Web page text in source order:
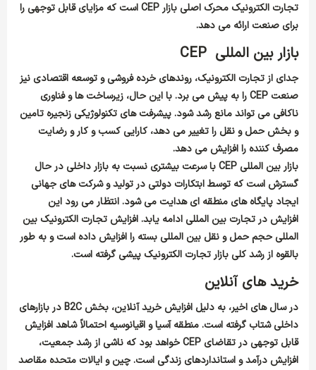
تجارت الکترونیک محرک اصلی بازار CEPاست که مزایای قابل توجهی را
برای صنعت ارائه می دهد.
بازار بین المللی
جدای از تجارت الکترونیک، روندهای خرده فروشی و توسعه اقتصادی نیز
صنعت CEPرا به پیش می برد. با این حال، زیرساخت ها و فناوری
ناکافی می تواند مانع رشد شود. پیشرفت های تکنولوژیکی زنجیره تامین
و بخش حمل و نقل را تغییر می دهد، کارایی کسب و کار و رضایت
مصرف کننده را افزایش می دهد.
بازار بین المللی CEPبا سرعت بیشتری نسبت به بازار داخلی در حال
گسترش است که توسط ابتکارات دولتی در تولید و شرکت های جهانی
ایجاد پایگاه های منطقه ای هدایت می شود. انتظار می رود این
افزایش در تجارت بین المللی ادامه یابد. افزایش تجارت الکترونیک بین
المللی حجم حمل و نقل بین المللی بسته را افزایش داده است و به طور
بالقوه از رشد کلی بازار تجارت الکترونیک پیشی گرفته است.
خرید های آنلاین
در سال های اخیر، به دلیل افزایش خرید آنلاین، بخش B2Cدر بازارهای
داخلی شتاب گرفته است. منطقه آسیا و اقیانوسیه احتمالاً شاهد افزایش
قابل توجهی در تقاضای CEPخواهد بود که ناشی از رشد جمعیت،
افزایش درآمد و استانداردهای زندگی است. چین و ایالات متحده مقاصد